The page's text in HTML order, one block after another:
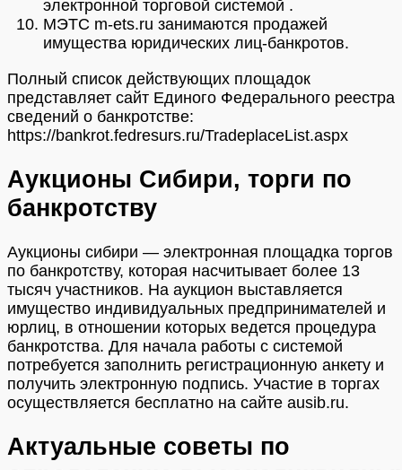
электронной торговой системой .
МЭТС m-ets.ru занимаются продажей
имущества юридических лиц-банкротов.
Полный список действующих площадок
представляет сайт Единого Федерального реестра
сведений о банкротстве:
https://bankrot.fedresurs.ru/TradeplaceList.aspx
Аукционы Сибири, торги по
банкротству
Аукционы сибири — электронная площадка торгов
по банкротству, которая насчитывает более 13
тысяч участников. На аукцион выставляется
имущество индивидуальных предпринимателей и
юрлиц, в отношении которых ведется процедура
банкротства. Для начала работы с системой
потребуется заполнить регистрационную анкету и
получить электронную подпись. Участие в торгах
осуществляется бесплатно на сайте ausib.ru.
Актуальные советы по